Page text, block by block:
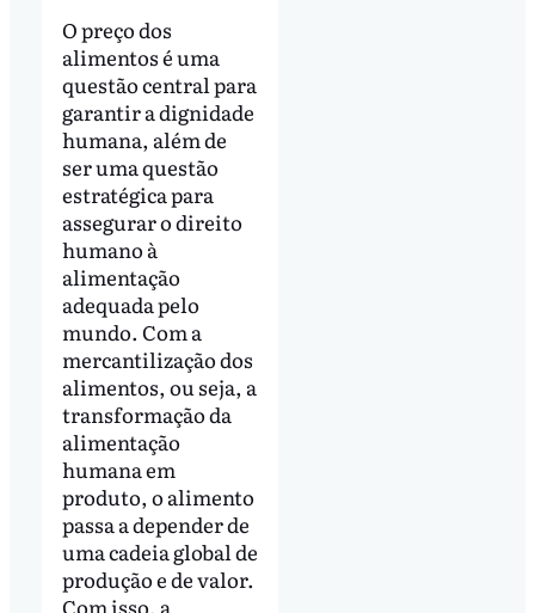
O preço dos
alimentos é uma
questão central para
garantir a dignidade
humana, além de
ser uma questão
estratégica para
assegurar o direito
humano à
alimentação
adequada pelo
mundo. Com a
mercantilização dos
alimentos, ou seja, a
transformação da
alimentação
humana em
produto, o alimento
passa a depender de
uma cadeia global de
produção e de valor.
Com isso, a